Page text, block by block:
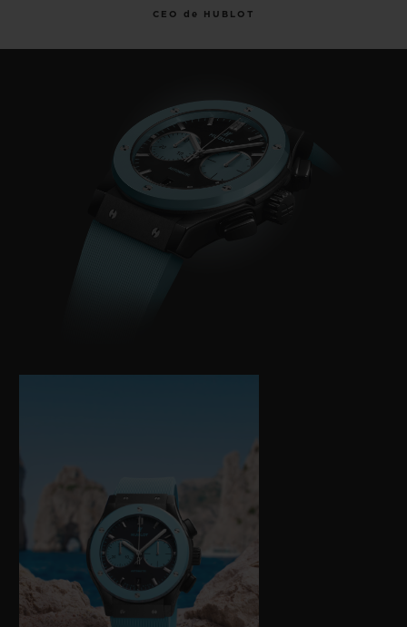
CEO de HUBLOT